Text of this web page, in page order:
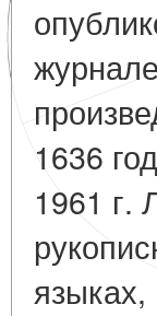
1636
1961 г.
языках,